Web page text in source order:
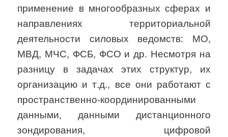
применение в многообразных сферах и
направлениях территориальной
деятельности силовых ведомств: МО,
МВД, МЧС, ФСБ, ФСО и др. Несмотря на
разницу в задачах этих структур, их
организацию и т.д., все они работают с
пространственно-координированными
данными, данными дистанционного
зондирования, цифровой